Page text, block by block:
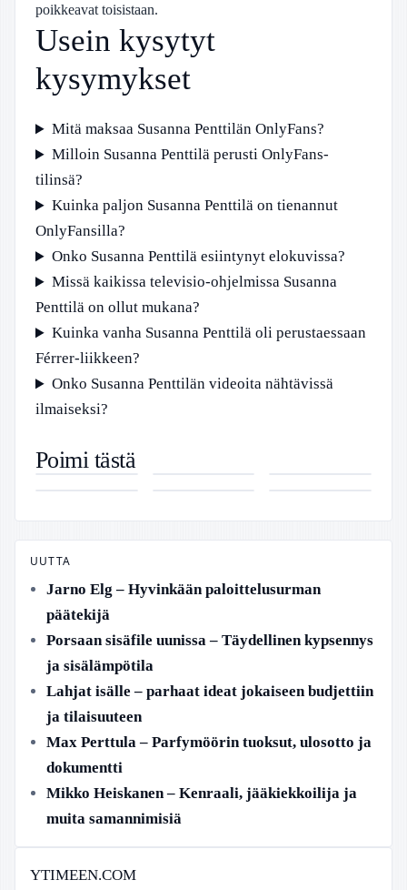
poikkeavat toisistaan.
Usein kysytyt
kysymykset
Mitä maksaa Susanna Penttilän OnlyFans?
Milloin Susanna Penttilä perusti OnlyFans-
tilinsä?
Kuinka paljon Susanna Penttilä on tienannut
OnlyFansilla?
Onko Susanna Penttilä esiintynyt elokuvissa?
Missä kaikissa televisio-ohjelmissa Susanna
Penttilä on ollut mukana?
Kuinka vanha Susanna Penttilä oli perustaessaan
Férrer-liikkeen?
Onko Susanna Penttilän videoita nähtävissä
ilmaiseksi?
Poimi tästä
Puppy –
Hypoallergeeninen
Harry Potter
ja kuoleman
katselutiedot
ilmastointihuolto
– Nuoren
UUTTA
Jarno Elg – Hyvinkään paloittelusurman
päätekijä
Porsaan sisäfile uunissa – Täydellinen kypsennys
ja sisälämpötila
Lahjat isälle – parhaat ideat jokaiseen budjettiin
ja tilaisuuteen
Max Perttula – Parfymöörin tuoksut, ulosotto ja
dokumentti
Mikko Heiskanen – Kenraali, jääkiekkoilija ja
muita samannimisiä
YTIMEEN.COM